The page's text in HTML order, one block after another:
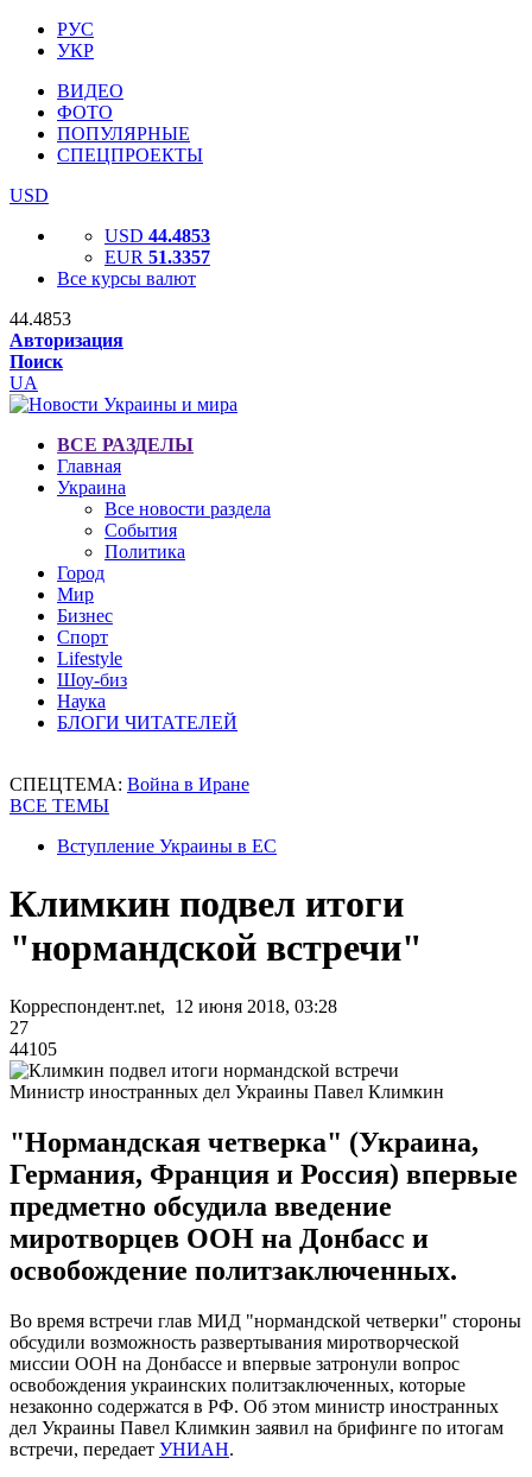
РУС
УКР
ВИДЕО
ФОТО
ПОПУЛЯРНЫЕ
СПЕЦПРОЕКТЫ
USD
USD 44.4853
EUR 51.3357
Все курсы валют
44.4853
Авторизация
Поиск
UA
ВСЕ РАЗДЕЛЫ
Главная
Украина
Все новости раздела
События
Политика
Город
Мир
Бизнес
Спорт
Lifestyle
Шоу-биз
Наука
БЛОГИ ЧИТАТЕЛЕЙ
СПЕЦТЕМА: Война в Иране
ВСЕ ТЕМЫ
Вступление Украины в ЕС
Климкин подвел итоги
"нормандской встречи"
Корреспондент.net, 12 июня 2018, 03:28
27
44105
Министр иностранных дел Украины Павел Климкин
"Нормандская четверка" (Украина,
Германия, Франция и Россия) впервые
предметно обсудила введение
миротворцев ООН на Донбасс и
освобождение политзаключенных.
Во время встречи глав МИД "нормандской четверки" стороны
обсудили возможность развертывания миротворческой
миссии ООН на Донбассе и впервые затронули вопрос
освобождения украинских политзаключенных, которые
незаконно содержатся в РФ. Об этом министр иностранных
дел Украины Павел Климкин заявил на брифинге по итогам
встречи, передает УНИАН.